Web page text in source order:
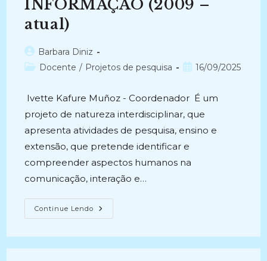
INFORMAÇÃO (2009 –
atual)
Autor
do
Barbara Diniz
Categoria
Docente / Projetos de pesquisa
Post16/09/2025
Ivette Kafure Muñoz - Coordenador É um
projeto de natureza interdisciplinar, que
apresenta atividades de pesquisa, ensino e
extensão, que pretende identificar e
compreender aspectos humanos na
comunicação, interação e…
Continue Lendo COMUNICAÇÃO
E
ENTRE